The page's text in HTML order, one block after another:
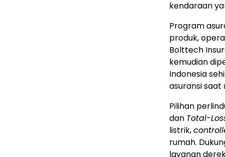
kendaraan
Program
produk,
Bolttech
kemudian
Indonesia
asuransi
Pilihan
dan Total-
listrik,
rumah.
layanan